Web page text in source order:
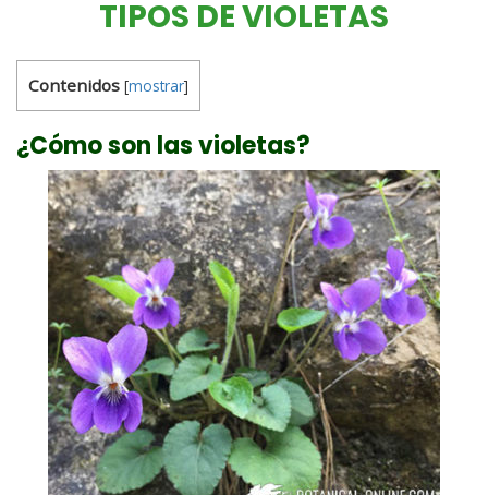
TIPOS DE VIOLETAS
Contenidos [mostrar]
¿Cómo son las violetas?